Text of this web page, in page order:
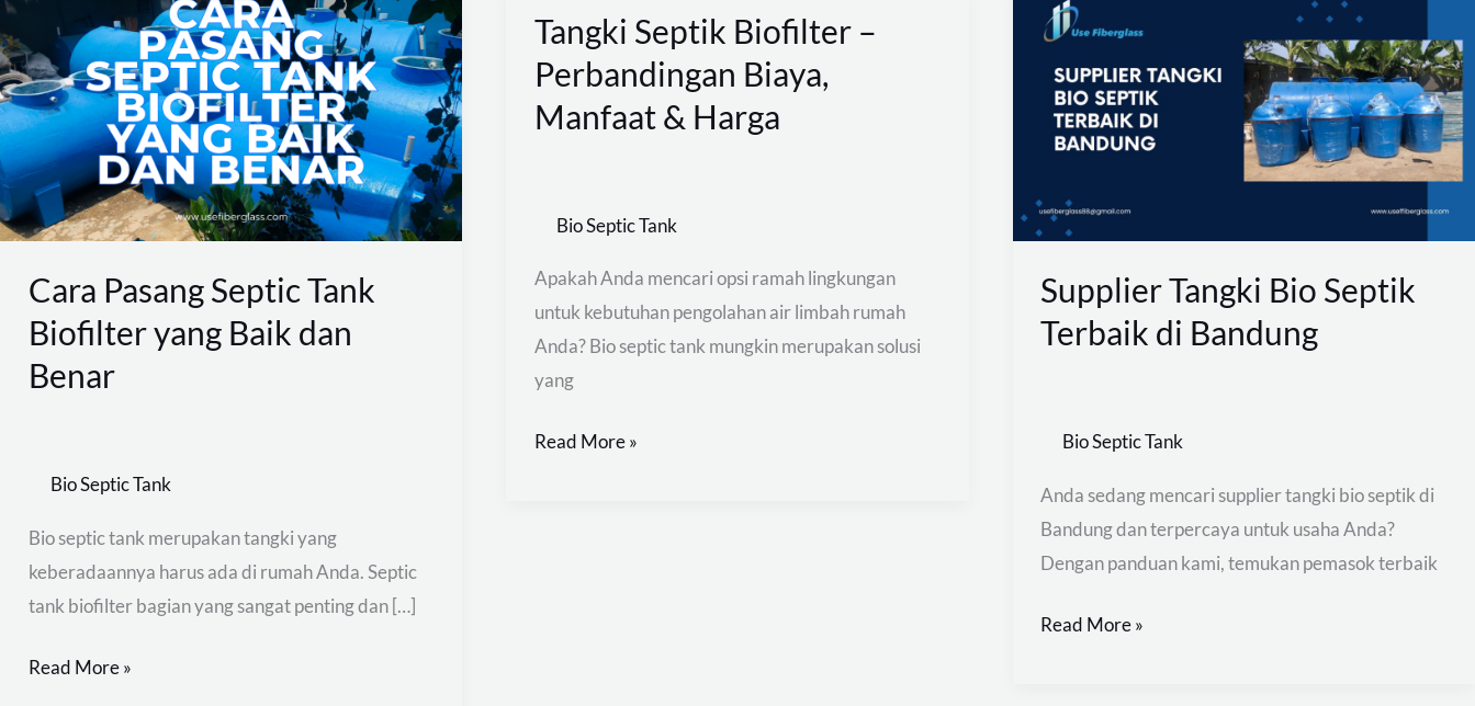
Cara Pasang Septic Tank
Biofilter yang Baik dan
Benar
Bio Septic Tank
Bio septic tank merupakan tangki yang
keberadaannya harus ada di rumah Anda. Septic
tank biofilter bagian yang sangat penting dan […]
Pasang
Septic
Tank
Biofilter
yang
Baik
dan
Read More »
Tangki Septik Biofilter –
Perbandingan Biaya,
Manfaat & Harga
Bio Septic Tank
Apakah Anda mencari opsi ramah lingkungan
untuk kebutuhan pengolahan air limbah rumah
Anda? Bio septic tank mungkin merupakan solusi
yang
Tangki
Septik
Biofilter
–
Manfaat
Read More »
Supplier Tangki Bio Septik
Terbaik di Bandung
Bio Septic Tank
Anda sedang mencari supplier tangki bio septik di
Bandung dan terpercaya untuk usaha Anda?
Dengan panduan kami, temukan pemasok terbaik
Tangki
Bio
Septik
Terbaik
Bandung
Read More »